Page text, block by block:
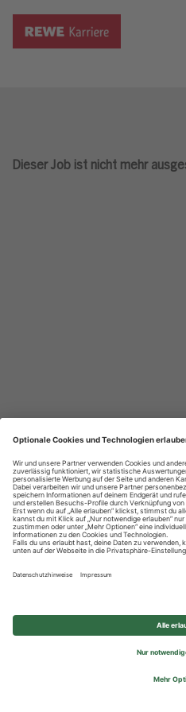
Dieser Job ist nicht mehr
Privatsphäre-
© 2026 REWE Group